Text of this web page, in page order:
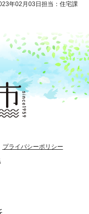
年02月03日 担当：住宅課
プライバシーポリシー